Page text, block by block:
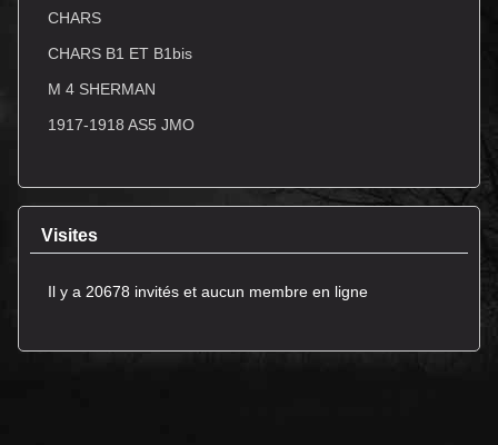
CHARS
CHARS B1 ET B1bis
M 4 SHERMAN
1917-1918 AS5 JMO
Visites
Il y a 20678 invités et aucun membre en ligne